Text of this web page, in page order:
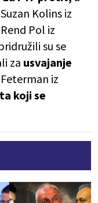
Kolins iz
Pol iz
su se
za usvajanje
iz
koji se